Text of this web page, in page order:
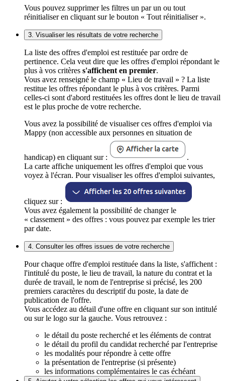
Vous pouvez supprimer les filtres un par un ou tout
réinitialiser en cliquant sur le bouton « Tout réinitialiser ».
3. Visualiser les résultats de votre recherche
La liste des offres d'emploi est restituée par ordre de
pertinence. Cela veut dire que les offres d'emploi répondant le
plus à vos critères s'affichent en premier.
Vous avez renseigné le champ « Lieu de travail » ? La liste
restitue les offres répondant le plus à vos critères. Parmi
celles-ci sont d'abord restituées les offres dont le lieu de travail
est le plus proche de votre recherche.
Vous avez la possibilité de visualiser ces offres d'emploi via
Mappy (non accessible aux personnes en situation de
handicap) en cliquant sur :
.
La carte affiche uniquement les offres d'emploi que vous
voyez à l'écran. Pour visualiser les offres d'emploi suivantes,
cliquez sur :
Vous avez également la possibilité de changer le
« classement » des offres : vous pouvez par exemple les trier
par date.
4. Consulter les offres issues de votre recherche
Pour chaque offre d'emploi restituée dans la liste, s'affichent :
l'intitulé du poste, le lieu de travail, la nature du contrat et la
durée de travail, le nom de l'entreprise si précisé, les 200
premiers caractères du descriptif du poste, la date de
publication de l'offre.
Vous accédez au détail d'une offre en cliquant sur son intitulé
ou sur le logo sur la gauche. Vous retrouvez :
le détail du poste recherché et les éléments de contrat
le détail du profil du candidat recherché par l'entreprise
les modalités pour répondre à cette offre
la présentation de l'entreprise (si présente)
les informations complémentaires le cas échéant